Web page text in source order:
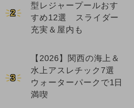
2
型レジャープールおす
すめ12選 スライダー
充実＆屋内も
3
【2026】関西の海上＆
水上アスレチック7選
ウォーターパークで1日
満喫